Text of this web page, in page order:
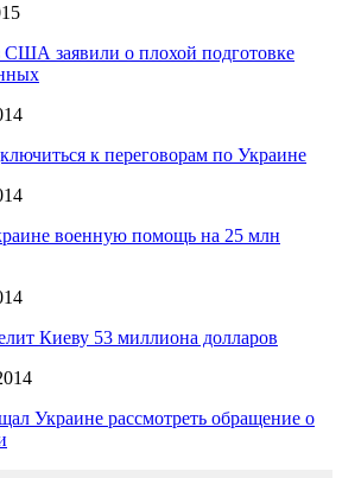
заявили о плохой подготовке
к переговорам по Украине
военную помощь на 25 млн
Киеву 53 миллиона долларов
Украине рассмотреть обращение о